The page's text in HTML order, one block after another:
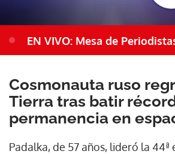
EN VIVO: Mesa de
Cosmonauta ruso
Tierra tras batir
permanencia en
Padalka, de 57 años, lideró la 44ª